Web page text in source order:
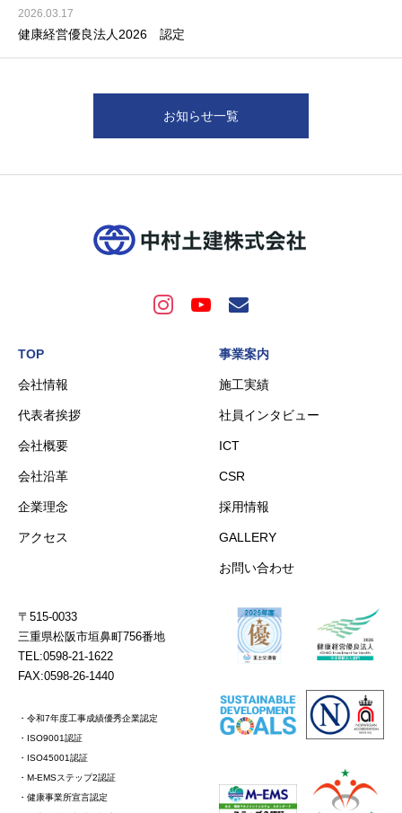
2026.03.17
健康経営優良法人2026 認定
お知らせ一覧
TOP
会社情報
代表者挨拶
会社概要
会社沿革
企業理念
アクセス
事業案内
施工実績
社員インタビュー
ICT
CSR
採用情報
GALLERY
お問い合わせ
〒515-0033
三重県松阪市垣鼻町756番地
TEL:0598-21-1622
FAX:0598-26-1440
・令和7年度工事成績優秀企業認定
・ISO9001認証
・ISO45001認証
・M-EMSステップ2認証
・健康事業所宣言認定